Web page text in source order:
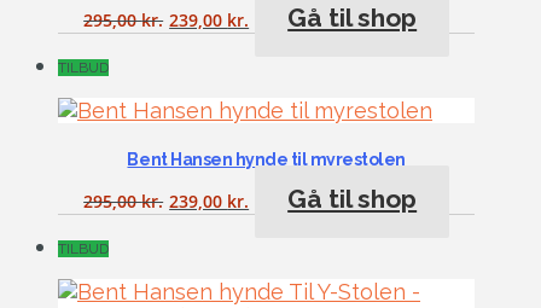
295,00kr. 239,00 kr. Gå til shop
TILBUD
Bent Hansen hynde til myrestolen
295,00kr. 239,00 kr. Gå til shop
TILBUD